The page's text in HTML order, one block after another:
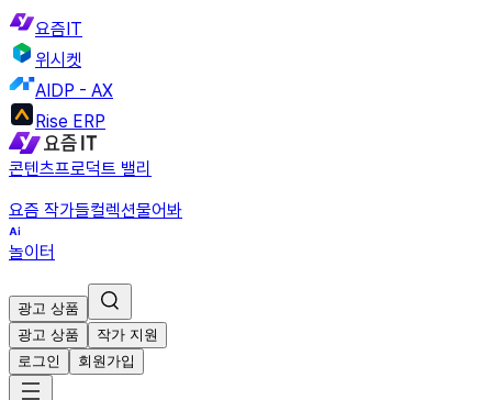
요즘IT
위시켓
AIDP - AX
Rise ERP
콘텐츠프로덕트 밸리
요즘 작가들컬렉션물어봐
놀이터
광고 상품
광고 상품
작가 지원
로그인
회원가입